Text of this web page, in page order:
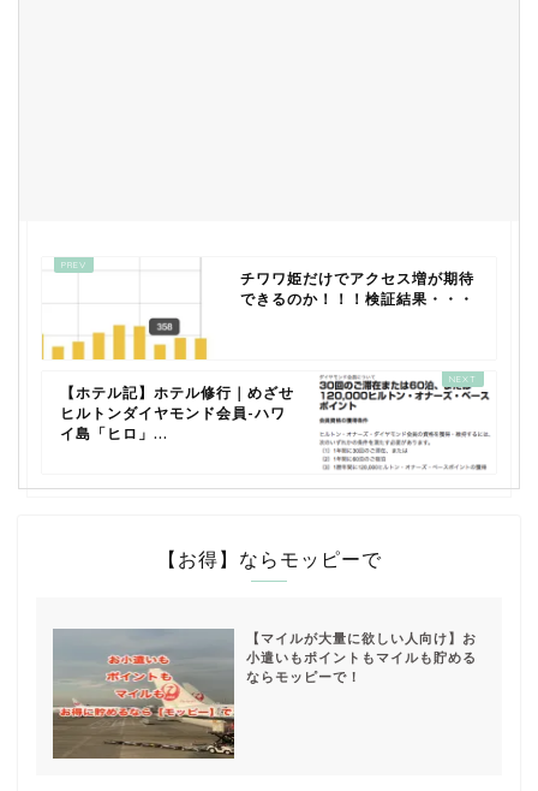
チワワ姫だけでアクセス増が期待
できるのか！！！検証結果・・・
【ホテル記】ホテル修行｜めざせ
ヒルトンダイヤモンド会員-ハワ
イ島「ヒロ」...
【お得】ならモッピーで
【マイルが大量に欲しい人向け】お
小遣いもポイントもマイルも貯める
ならモッピーで！